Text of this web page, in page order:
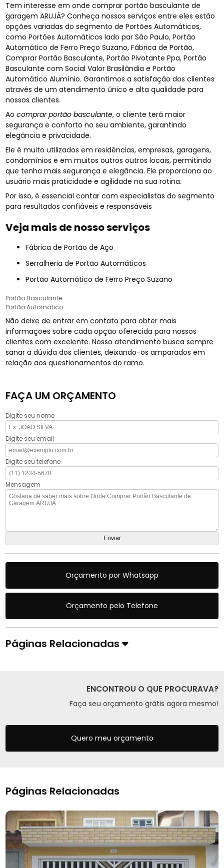
Tem interesse em onde comprar portão basculante de
garagem ARUJÁ? Conheça nossos serviços entre eles estão
opções variadas do segmento de Portões Automáticos,
como Portões Automáticos lado par São Paulo, Portão
Automático de Ferro Preço Suzano, Fábrica de Portão,
Comprar Portão Basculante, Portão Pivotante Ppa, Portão
Basculante com Social Valor Brasilândia e Portão
Automático Alumínio. Garantimos a satisfação dos clientes
através de um atendimento único e alta qualidade para
nossos clientes.
Aocomprar portão basculante, o cliente terá maior
segurança e conforto no seu ambiente, garantindo
elegância e privacidade.
Ele é muito utilizados em residências, empresas, garagens,
condomínios e em muitos outros outros locais, permitindo
que tenha mais segurança e elegância. Ele proporciona ao
usuário mais praticidade e agilidade na sua rotina.
Por isso, é essencial contar com especialistas do segmento
para resultados confiáveis e responsáveis
Veja mais de nosso serviços
Fábrica de Portão de Aço
Serralheria de Portão Automáticos
Portão Automático de Ferro Preço Suzano
Portão Basculante
Portão Automático
Não deixe de entrar em contato para obter mais
informações sobre cada opção oferecida para nossos
clientes com excelente. Nosso atendimento busca sempre
sanar a dúvida dos clientes, deixando-os amparados em
relação aos questionamentos do ramo.
FAÇA UM ORÇAMENTO
Digite seu nome
Digite seu email
Digite seu telefone
Mensagem
Orçamento por Whatsapp
Orçamento pelo Telefone
Páginas Relacionadas
ENCONTROU O QUE PROCURAVA?
Faça seu orçamento grátis agora mesmo!
Quero meu orçamento
Páginas Relacionadas